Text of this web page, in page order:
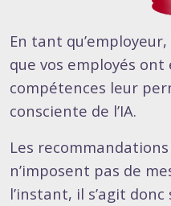
En tant
que vos employés
compétences leur
consciente de l’IA.
Les
n’imposent pas de
l’instant, il s’agit